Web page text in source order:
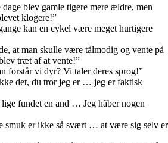
blev gamle tigere mere ældre, men
klogere!”
kan en cykel være meget hurtigere
at man skulle være tålmodig og vente på
træt af at vente!”
forstår vi dyr? Vi taler deres sprog!”
det, du tror jeg er … jeg er faktisk
fundet en and … Jeg håber nogen
smuk er ikke så svært … at være sig selv er